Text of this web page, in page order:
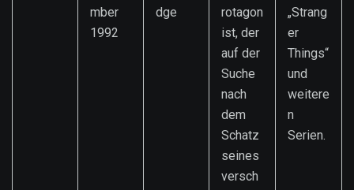
mber
1992
dge
rotagon
ist, der
auf der
Suche
nach
dem
Schatz
seines
versch
„Strang
er
Things“
und
weitere
n
Serien.